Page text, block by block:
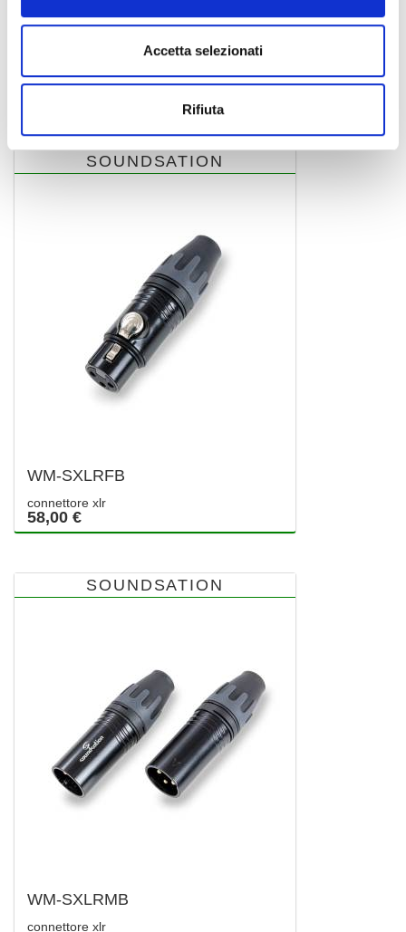
Accetta selezionati
Rifiuta
connettore xlr
SOUNDSATION
WM-SXLRFB
connettore xlr
58,00 €
SOUNDSATION
WM-SXLRMB
connettore xlr